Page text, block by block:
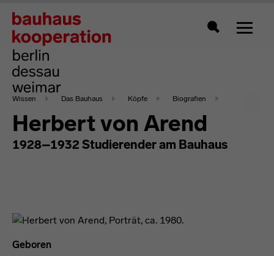
Zeigt
Wissen Das Bauhaus Köpfe Biografien
Herbert von Arend
1928–1932 Studierender am Bauhaus
Geboren